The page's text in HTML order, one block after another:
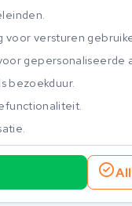
voor versturen
gepersonaliseerde
bezoekduur.